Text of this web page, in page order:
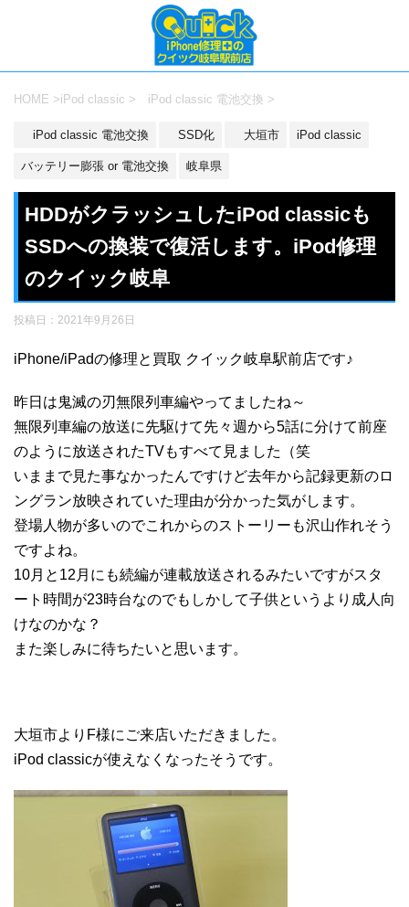
HOME >iPod classic > iPod classic 電池交換 >
iPod classic 電池交換 SSD化 大垣市 iPod classic
バッテリー膨張 or 電池交換 岐阜県
HDDがクラッシュしたiPod classicも
SSDへの換装で復活します。iPod修理
のクイック岐阜
投稿日： 2021年9月26日
iPhone/iPadの修理と買取 クイック岐阜駅前店です♪
昨日は鬼滅の刃無限列車編やってましたね～
無限列車編の放送に先駆けて先々週から5話に分けて前座
のように放送されたTVもすべて見ました（笑
いままで見た事なかったんですけど去年から記録更新のロ
ングラン放映されていた理由が分かった気がします。
登場人物が多いのでこれからのストーリーも沢山作れそう
ですよね。
10月と12月にも続編が連載放送されるみたいですがスタ
ート時間が23時台なのでもしかして子供というより成人向
けなのかな？
また楽しみに待ちたいと思います。
大垣市よりF様にご来店いただきました。
iPod classicが使えなくなったそうです。